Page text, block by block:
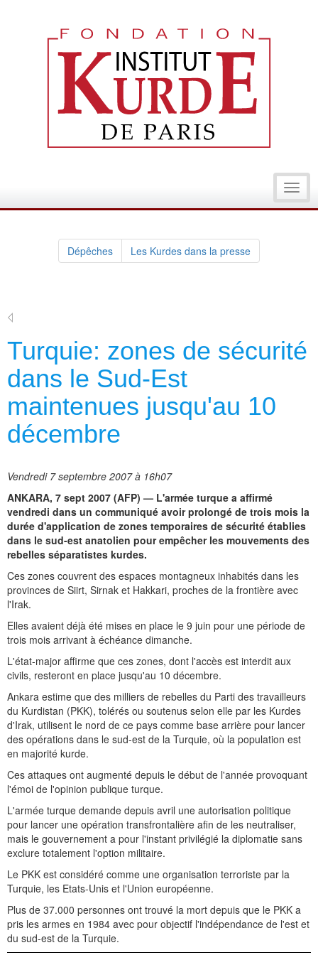
Dépêches Les Kurdes dans la presse
Turquie: zones de sécurité
dans le Sud-Est
maintenues jusqu'au 10
décembre
Vendredi 7 septembre 2007 à 16h07
ANKARA, 7 sept 2007 (AFP) — L'armée turque a affirmé
vendredi dans un communiqué avoir prolongé de trois mois la
durée d'application de zones temporaires de sécurité établies
dans le sud-est anatolien pour empêcher les mouvements des
rebelles séparatistes kurdes.
Ces zones couvrent des espaces montagneux inhabités dans les
provinces de Siirt, Sirnak et Hakkari, proches de la frontière avec
l'Irak.
Elles avaient déjà été mises en place le 9 juin pour une période de
trois mois arrivant à échéance dimanche.
L'état-major affirme que ces zones, dont l'accès est interdit aux
civils, resteront en place jusqu'au 10 décembre.
Ankara estime que des milliers de rebelles du Parti des travailleurs
du Kurdistan (PKK), tolérés ou soutenus selon elle par les Kurdes
d'Irak, utilisent le nord de ce pays comme base arrière pour lancer
des opérations dans le sud-est de la Turquie, où la population est
en majorité kurde.
Ces attaques ont augmenté depuis le début de l'année provoquant
l'émoi de l'opinion publique turque.
L'armée turque demande depuis avril une autorisation politique
pour lancer une opération transfrontalière afin de les neutraliser,
mais le gouvernement a pour l'instant privilégié la diplomatie sans
exclure totalement l'option militaire.
Le PKK est considéré comme une organisation terroriste par la
Turquie, les Etats-Unis et l'Union européenne.
Plus de 37.000 personnes ont trouvé la mort depuis que le PKK a
pris les armes en 1984 avec pour objectif l'indépendance de l'est et
du sud-est de la Turquie.